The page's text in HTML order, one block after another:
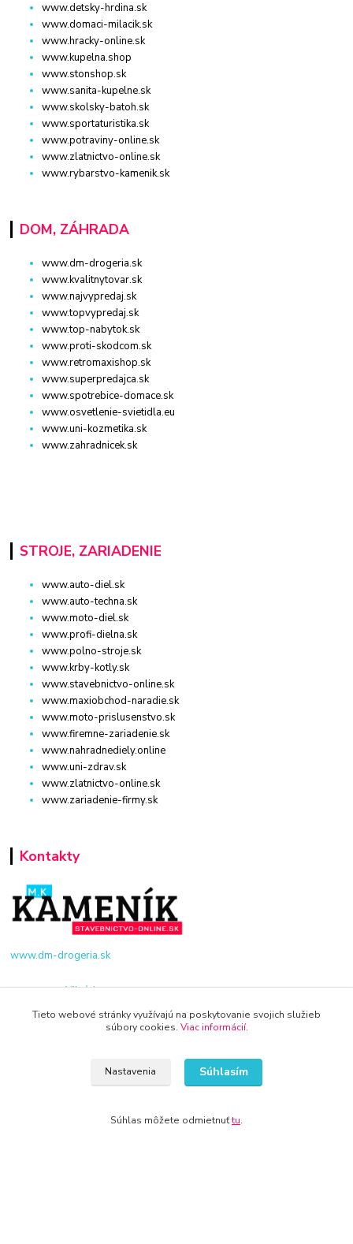
www.detsky-hrdina.sk
www.domaci-milacik.sk
www.hracky-online.sk
www.kupelna.shop
www.stonshop.sk
www.sanita-kupelne.sk
www.skolsky-batoh.sk
www.sportaturistika.sk
www.potraviny-online.sk
www.zlatnictvo-online.sk
www.rybarstvo-kamenik.sk
DOM, ZÁHRADA
www.dm-drogeria.sk
www.kvalitnytovar.sk
www.najvypredaj.sk
www.topvypredaj.sk
www.top-nabytok.sk
www.proti-skodcom.sk
www.retromaxishop.sk
www.superpredajca.sk
www.spotrebice-domace.sk
www.osvetlenie-svietidla.eu
www.uni-kozmetika.sk
www.zahradnicek.sk
STROJE, ZARIADENIE
www.auto-diel.sk
www.auto-techna.sk
www.moto-diel.sk
www.profi-dielna.sk
www.polno-stroje.sk
www.krby-kotly.sk
www.stavebnictvo-online.sk
www.maxiobchod-naradie.sk
www.moto-prislusenstvo.sk
www.firemne-zariadenie.sk
www.nahradnediely.online
www.uni-zdrav.sk
www.zlatnictvo-online.sk
www.zariadenie-firmy.sk
Kontakty
www.dm-drogeria.sk
Viktória
+421 940 949 000
Tieto webové stránky využívajú na poskytovanie svojich služieb
súbory cookies. Viac informácií.
Nastavenia Súhlasím
Súhlas môžete odmietnuťtu.